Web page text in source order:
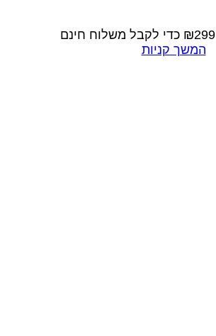
₪299
כדי לקבל משלוח חינם
המשך קניות